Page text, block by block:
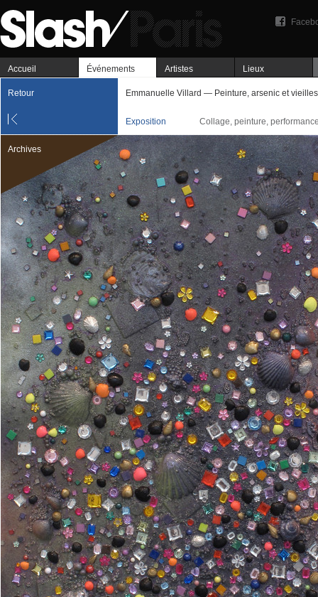
Accueil Événements Artistes Lieux
Retour Emmanuelle Villard — Peinture, arsenic et
Exposition Collage, peinture,
Archives